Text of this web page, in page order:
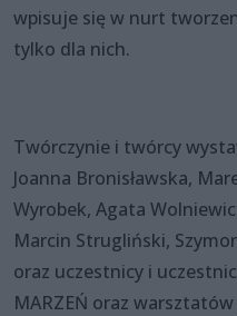
wpisuje się w nurt
tylko dla nich.
Twórczynie i twórcy
Joanna Bronisławska,
Wyrobek, Agata
Marcin Strugliński,
oraz uczestnicy i
MARZEŃ oraz warsztatów